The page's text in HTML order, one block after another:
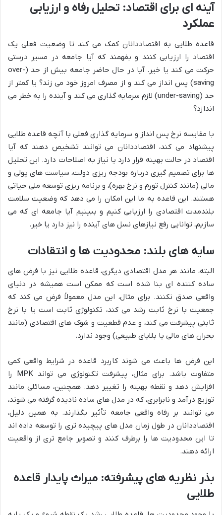
آینه ای برای اقتصاد: تحلیل رفاه و ارزیابی
عملکرد
قاعده طلایی به اقتصاددانان کمک می کند تا وضعیت فعلی یک
اقتصاد را ارزیابی کنند و بفهمند که آیا جامعه در مسیر درستی
حرکت می کند یا خیر. آیا در حال حاضر جامعه بیش از حد (over-
saving) پس انداز می کند و از مصرف امروز خود می زند؟ یا کمتر از
حد (under-saving) لازم سرمایه گذاری می کند و آینده را به خطر می
اندازد؟
با مقایسه نرخ پس انداز و سرمایه گذاری فعلی با آنچه قاعده طلایی
پیشنهاد می کند، اقتصاددانان می توانند تشخیص دهند که آیا
اقتصاد در حالت بهینه قرار دارد یا نیاز به اصلاحات دارد. این تحلیل
ها برای تصمیم گیری درباره بودجه ریزی دولت، سیاست های پولی و
مالی (مانند کنترل تورم و نرخ بهره)، و برنامه ریزی توسعه ملی حیاتی
هستند. این قاعده به ما این امکان را می دهد که وضعیت سلامت
بلندمدت اقتصادی را ارزیابی کنیم و ببینیم آیا جامعه ای که می
سازیم، توانایی رفع نیازهای نسل های آینده را نیز دارد یا خیر.
سایه های بلند: محدودیت ها و انتقادات
البته، مانند هر مدل اقتصادی دیگری، قاعده طلایی نیز با فرض های
ساده کننده ای بنا شده است که ممکن است همیشه در دنیای
واقعی صدق نکنند. برای مثال، این مدل معمولاً فرض می کند که
جمعیت با نرخ ثابت رشد می کند، تکنولوژی ثابت است یا با نرخ
ثابتی پیشرفت می کند، و عدم قطعیت و شوک های اقتصادی (مانند
بحران های مالی یا بلایای طبیعی) وجود ندارد.
این فرض ها باعث می شوند کاربرد قاعده در شرایط واقعی کمی
متفاوت باشد. برای مثال، پیشرفت تکنولوژی می تواند MPK را
افزایش دهد و نقطه بهینه را تغییر دهد. همچنین، مسائلی مانند
توزیع درآمد و نابرابری، که در مدل های ساده نادیده گرفته می شوند،
می توانند بر رفاه واقعی جامعه تأثیر بگذارند. به همین دلیل،
اقتصاددانان در طول زمان مدل های پیچیده تری را توسعه داده اند
تا این محدودیت ها را برطرف کنند و تصویر جامع تری از واقعیت
ارائه دهند.
بذر نظریه های پیشرفته: میراث پایدار قاعده
طلایی